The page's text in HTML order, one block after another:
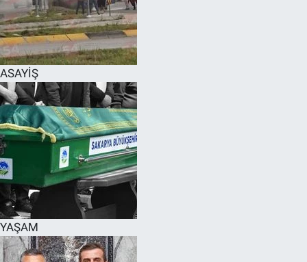
ASAYİŞ
YAŞAM
EĞİTİM
MAGAZİN
ÖZEL HABER
HALK54 PANORAMA